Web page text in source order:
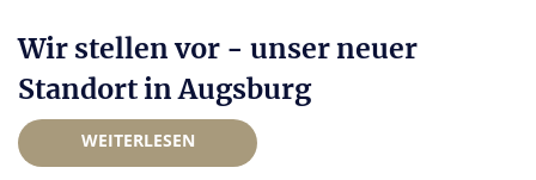
Wir stellen vor - unser neuer
Standort in Augsburg
WEITERLESEN